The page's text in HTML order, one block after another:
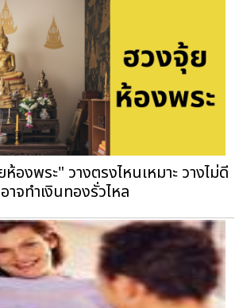
องพระ" วางตรงไหนเหมาะ วางไม่ดี
อาจทำเงินทองรั่วไหล